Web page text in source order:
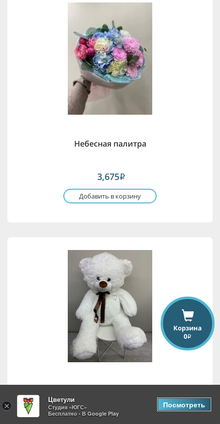
Небесная палитра
3,675i
Добавить в корзину
Белый медведь
Корзина
0i
×
Цветули
Студия «ЮГС»
Бесплатно - В Google Play
Посмотреть